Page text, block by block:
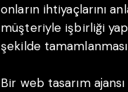
onların ihtiyaçlarını
müşteriyle işbirliği
şekilde
Bir web tasarım